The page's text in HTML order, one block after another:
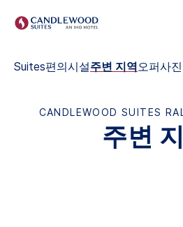
Suites편의시설주변 지역오퍼사진
CANDLEWOOD SUITES
주변